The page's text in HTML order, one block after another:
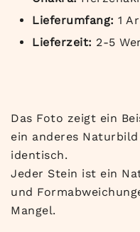
Lieferumfang: 1
Lieferzeit: 2-5
Das Foto zeigt ein
ein anderes
identisch.
Jeder Stein ist ein
und
Mangel.